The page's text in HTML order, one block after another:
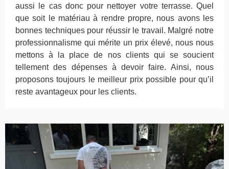
aussi le cas donc pour nettoyer votre terrasse. Quel
que soit le matériau à rendre propre, nous avons les
bonnes techniques pour réussir le travail. Malgré notre
professionnalisme qui mérite un prix élevé, nous nous
mettons à la place de nos clients qui se soucient
tellement des dépenses à devoir faire. Ainsi, nous
proposons toujours le meilleur prix possible pour qu’il
reste avantageux pour les clients.